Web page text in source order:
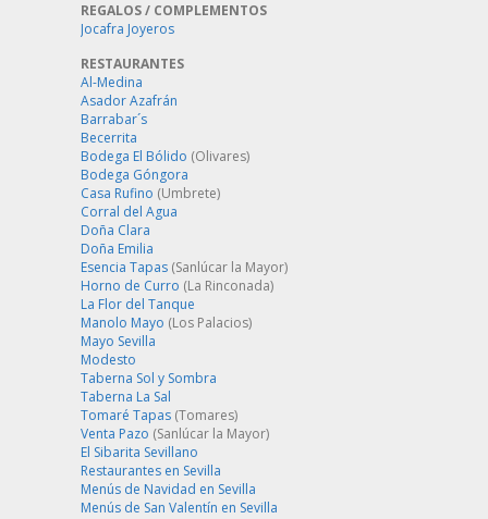
REGALOS / COMPLEMENTOS
Jocafra Joyeros
RESTAURANTES
Al-Medina
Asador Azafrán
Barrabar´s
Becerrita
Bodega El Bólido (Olivares)
Bodega Góngora
Casa Rufino (Umbrete)
Corral del Agua
Doña Clara
Doña Emilia
Esencia Tapas (Sanlúcar la Mayor)
Horno de Curro (La Rinconada)
La Flor del Tanque
Manolo Mayo (Los Palacios)
Mayo Sevilla
Modesto
Taberna Sol y Sombra
Taberna La Sal
Tomaré Tapas (Tomares)
Venta Pazo (Sanlúcar la Mayor)
El Sibarita Sevillano
Restaurantes en Sevilla
Menús de Navidad en Sevilla
Menús de San Valentín en Sevilla